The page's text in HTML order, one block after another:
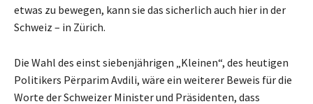
etwas zu bewegen, kann sie das sicherlich auch hier in der
Schweiz – in Zürich.
Die Wahl des einst siebenjährigen „Kleinen“, des heutigen
Politikers Përparim Avdili, wäre ein weiterer Beweis für die
Worte der Schweizer Minister und Präsidenten, dass